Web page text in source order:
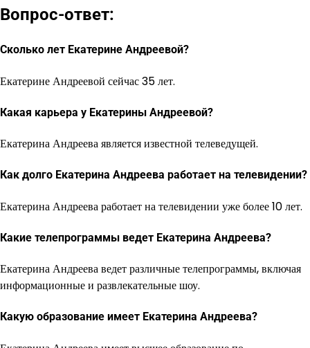
Вопрос-ответ:
Сколько лет Екатерине Андреевой?
Екатерине Андреевой сейчас 35 лет.
Какая карьера у Екатерины Андреевой?
Екатерина Андреева является известной телеведущей.
Как долго Екатерина Андреева работает на телевидении?
Екатерина Андреева работает на телевидении уже более 10 лет.
Какие телепрограммы ведет Екатерина Андреева?
Екатерина Андреева ведет различные телепрограммы, включая
информационные и развлекательные шоу.
Какую образование имеет Екатерина Андреева?